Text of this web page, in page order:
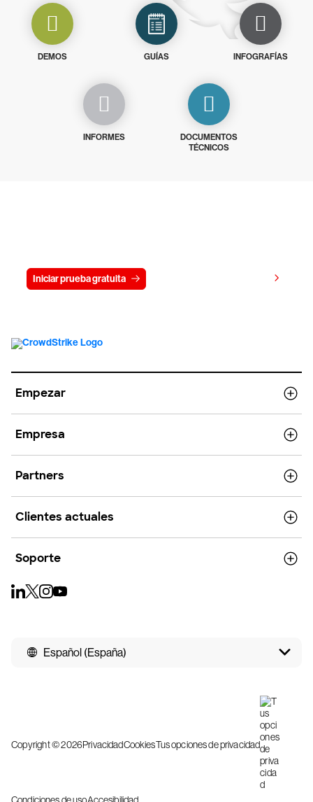
DEMOS GUÍAS INFOGRAFÍAS
INFORMES
DOCUMENTOS
TÉCNICOS
Iniciar prueba gratuita
Empezar
Empresa
Partners
Clientes actuales
Soporte
Español (España)
Copyright © 2026PrivacidadCookiesTus opciones de privacidad